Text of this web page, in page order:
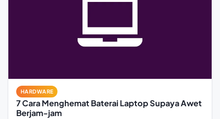
HARDWARE
7 Cara Menghemat Baterai Laptop Supaya Awet
Berjam-jam